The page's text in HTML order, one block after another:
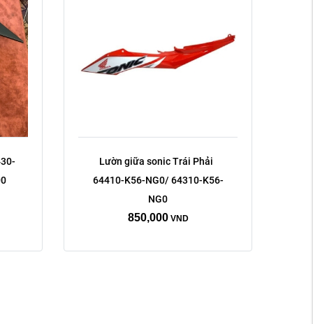
Lườn giữa sonic Trái Phải
64410-K56-NG0/ 64310-K56-
NG0
850,000 VND